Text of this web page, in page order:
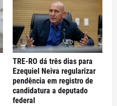
TRE-RO dá três dias para
Ezequiel Neiva regularizar
pendência em registro de
candidatura a deputado
federal